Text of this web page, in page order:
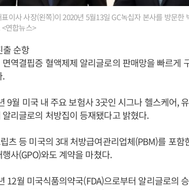
표이사 사장(왼쪽)이 2020년 5월13일 GC녹십자 본사를 방문한
연합뉴스>
순항
역결핍증 혈액제제 알리글로의 판매망을 빠르게
.
9월 미국 내 주요 보험사 3곳인 시그나 헬스케어,
리글로의 처방집이 등재됐다고 밝혔다.
츠 등 미국의 3대 처방급여관리업체(PBM)를 포함
사(GPO)와도 계약을 마쳤다.
12월 미국식품의약국(FDA)으로부터 알리글로의